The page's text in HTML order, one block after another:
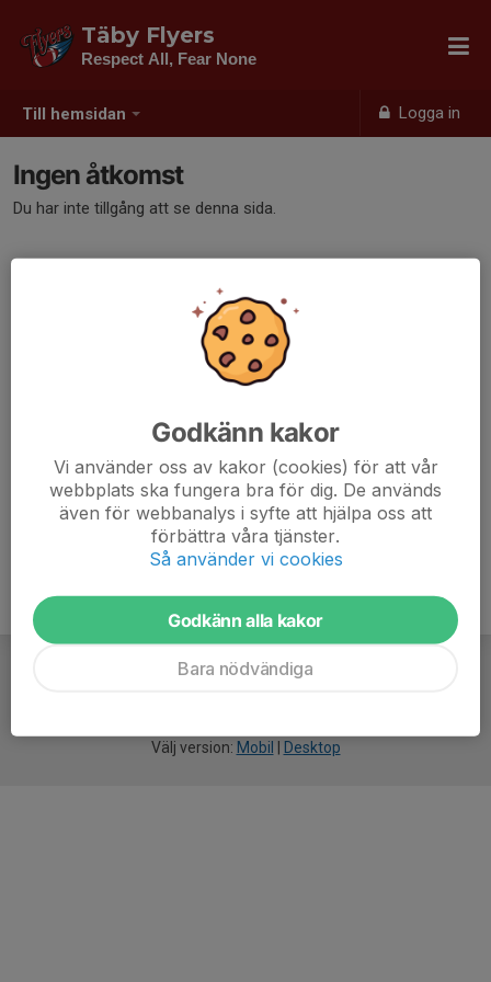
Till hemsidan Logga in
Täby Flyers
Respect All, Fear None
Ingen åtkomst
Du har inte tillgång att se denna sida.
Välj version: Mobil Desktop
Godkänn kakor
Vi använder oss av kakor (cookies) för att vår
webbplats ska fungera bra för dig. De används
även för webbanalys i syfte att hjälpa oss att
förbättra våra tjänster.
Så använder vi cookies
Godkänn alla kakor
Bara nödvändiga